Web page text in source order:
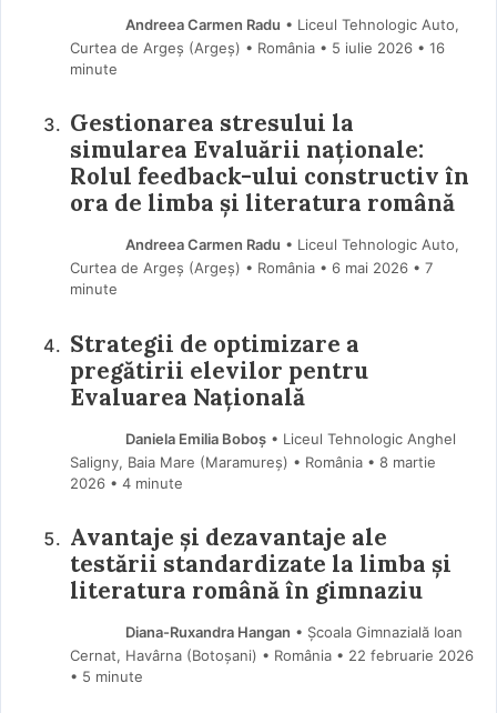
Andreea Carmen Radu • Liceul Tehnologic Auto,
Curtea de Argeș (Argeş) • România
5 iulie 2026 • 16
minute
Gestionarea stresului la
simularea Evaluării naționale:
Rolul feedback-ului constructiv în
ora de limba și literatura română
Andreea Carmen Radu • Liceul Tehnologic Auto,
Curtea de Argeș (Argeş) • România
6 mai 2026 • 7
minute
Strategii de optimizare a
pregătirii elevilor pentru
Evaluarea Națională
Daniela Emilia Boboș• Liceul Tehnologic Anghel
Saligny, Baia Mare (Maramureş) • România
8 martie
2026 • 4 minute
Avantaje și dezavantaje ale
testării standardizate la limba și
literatura română în gimnaziu
Diana-Ruxandra Hangan • Școala Gimnazială Ioan
Cernat, Havârna (Botoşani) • România
22 februarie 2026
• 5 minute